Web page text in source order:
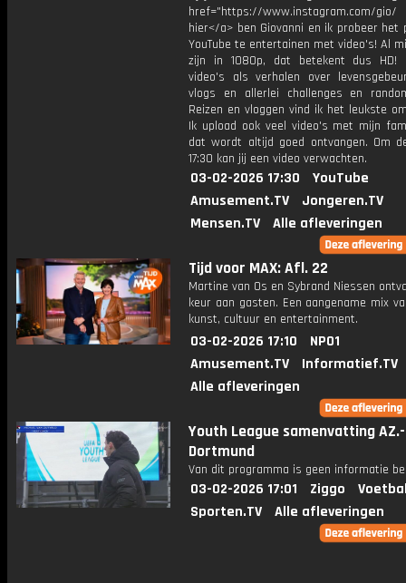
href="https://www.instagram.com/
hier</a> ben Giovanni en ik probeer het
YouTube te entertainen met video's! Al
zijn in 1080p, dat betekent dus HD!
video's als verhalen over
vlogs en allerlei challenges en
Reizen en vloggen vind ik het leukste
Ik upload ook veel video's met mijn
dat wordt altijd goed ontvangen. Om
17:30 kan jij een video verwachten.
03-02-2026 17:30
YouTube
Amusement.TV
Jongeren.TV
Mensen.TV
Alle afleveringen
Tijd voor MAX: Afl. 22
Martine van Os en Sybrand Niessen
keur aan gasten. Een aangename mix
kunst, cultuur en entertainment.
03-02-2026 17:10
NPO1
Amusement.TV
Informatief.TV
Alle afleveringen
Youth League samenvatting AZ.-
Dortmund
Van dit programma is geen informatie
03-02-2026 17:01 Ziggo
Sporten.TV
Alle afleveringen